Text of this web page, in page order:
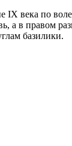
века по
а в правом
базилики.